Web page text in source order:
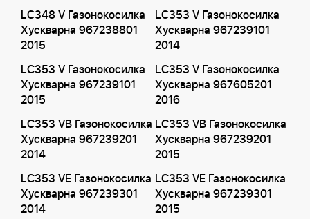
LC348 V Газонокосилка
Хускварна 967238801
2015
LC353 V Газонокосилка
Хускварна 967239101
2014
LC353 V Газонокосилка
Хускварна 967239101
2015
LC353 V Газонокосилка
Хускварна 967605201
2016
LC353 VB Газонокосилка
Хускварна 967239201
2014
LC353 VB Газонокосилка
Хускварна 967239201
2015
LC353 VE Газонокосилка
Хускварна 967239301
2014
LC353 VE Газонокосилка
Хускварна 967239301
2015